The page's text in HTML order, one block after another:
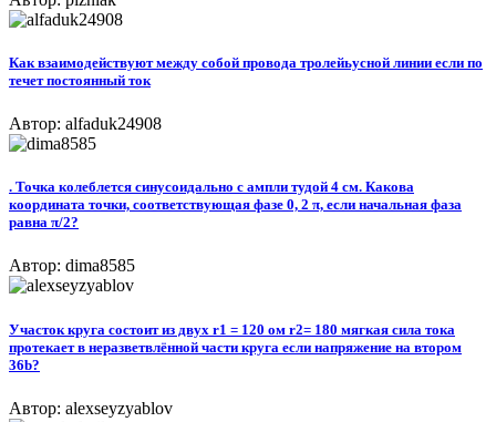
Как взаимодействуют между собой провода тролейьусной линии если по
течет постоянный ток
Автор: alfaduk24908
. Точка колеблется синусоидально с ампли тудой 4 см. Какова
координата точки, соответствующая фазе 0, 2 π, если начальная фаза
равна π/2?
Автор: dima8585
Участок круга состоит из двух r1 = 120 ом r2= 180 мягкая сила тока
протекает в неразветвлённой части круга если напряжение на втором
36b?
Автор: alexseyzyablov